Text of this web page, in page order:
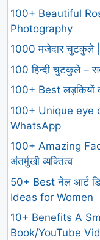
100+ Beautiful
Photography
1000 मजेदार चुटकुले |
100 हिन्दी चुटकुले –
100+ Best लड़कियों
100+ Unique eye
WhatsApp
100+ Amazing
अंतर्मुखी व्यक्तित्व
50+ Best नेल आर्ट
Ideas for Women
10+ Benefits A
Book/YouTube